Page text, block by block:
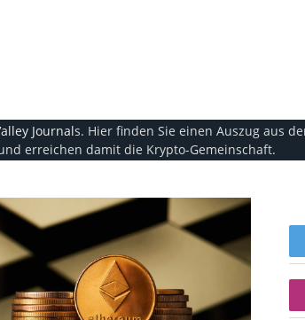
Journals. Hier finden Sie einen Auszug aus
erreichen damit die Krypto-Gemeinschaft.